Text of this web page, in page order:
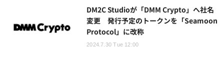
DM2C Studioが「DMM Crypto」へ社名
変更 発行予定のトークンを「Seamoon
Protocol」に改称
2024.7.30 Tue 12:00